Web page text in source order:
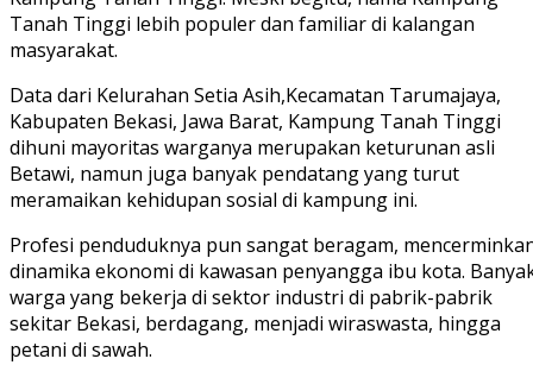
Tanah Tinggi lebih populer dan familiar di kalangan
masyarakat.
Data dari Kelurahan Setia Asih,Kecamatan Tarumajaya,
Kabupaten Bekasi, Jawa Barat, Kampung Tanah Tinggi
dihuni mayoritas warganya merupakan keturunan asli
Betawi, namun juga banyak pendatang yang turut
meramaikan kehidupan sosial di kampung ini.
Profesi penduduknya pun sangat beragam,
dinamika ekonomi di kawasan penyangga ibu kota.
warga yang bekerja di sektor industri di pabrik-pabrik
sekitar Bekasi, berdagang, menjadi wiraswasta, hingga
petani di sawah.